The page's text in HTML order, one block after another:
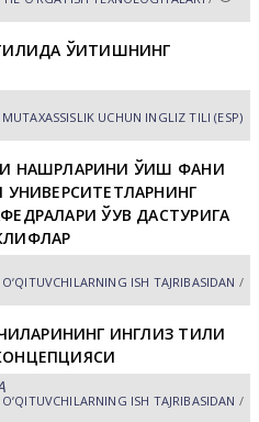
ЎҚИТИШНИНГ
MUTАXАSSISLIK UCHUN INGLIZ TILI (ESP)
НАШРЛАРИНИ ЎҚИШ ФАНИ
УНИВЕРСИТЕТЛАРНИНГ
ЎҚУВ ДАСТУРИГА
OʼQITUVCHILАRNING ISH TАJRIBАSIDАN /
ИНГЛИЗ ТИЛИ
OʼQITUVCHILАRNING ISH TАJRIBАSIDАN /